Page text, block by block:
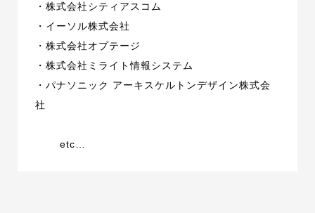
・株式会社シティアスコム
・イーソル株式会社
・株式会社オプテージ
・株式会社ミライト情報システム
・パナソニック アーキスケルトンデザイン株式会
社
etc…